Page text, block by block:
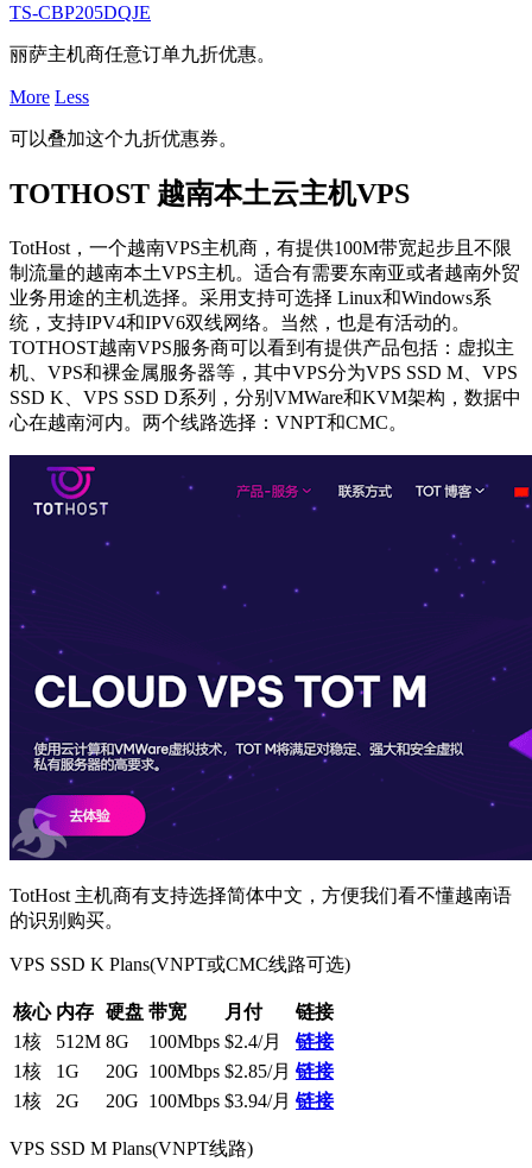
TS-CBP205DQJE
丽萨主机商任意订单九折优惠。
More Less
可以叠加这个九折优惠券。
TOTHOST 越南本土云主机VPS
TotHost，一个越南VPS主机商，有提供100M带宽起步且不限
制流量的越南本土VPS主机。适合有需要东南亚或者越南外贸
业务用途的主机选择。采用支持可选择 Linux和Windows系
统，支持IPV4和IPV6双线网络。当然，也是有活动的。
TOTHOST越南VPS服务商可以看到有提供产品包括：虚拟主
机、VPS和裸金属服务器等，其中VPS分为VPS SSD M、VPS
SSD K、VPS SSD D系列，分别VMWare和KVM架构，数据中
心在越南河内。两个线路选择：VNPT和CMC。
TotHost 主机商有支持选择简体中文，方便我们看不懂越南语
的识别购买。
VPS SSD K Plans(VNPT或CMC线路可选)
核心 内存 硬盘 带宽 月付
链接
1核
512M 8G 100Mbps $2.4/月
链接
1核
1G 20G 100Mbps $2.85/月 链接
1核
2G 20G 100Mbps $3.94/月 链接
VPS SSD M Plans(VNPT线路)